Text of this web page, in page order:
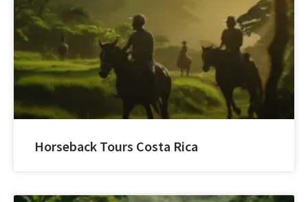
Horseback Tours Costa Rica